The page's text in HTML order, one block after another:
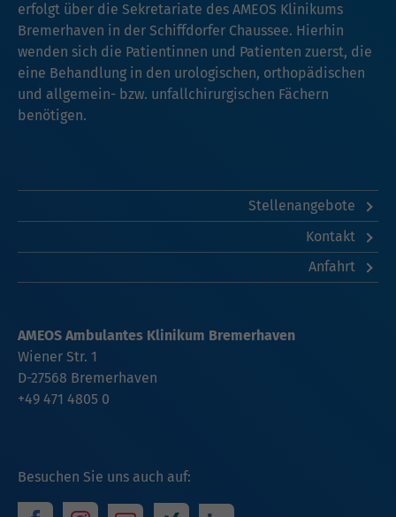
erfolgt über die Sekretariate des AMEOS Klinikums
Bremerhaven in der Schiffdorfer Chaussee. Hierhin
wenden sich die Patientinnen und Patienten zuerst, die
eine Behandlung in den urologischen, orthopädischen
und allgemein- bzw. unfallchirurgischen Fächern
benötigen.
Stellenangebote
Kontakt
Anfahrt
Besuchen Sie uns auch auf:
AMEOS Ambulantes Klinikum Bremerhaven
Wiener Str. 1
D-27568 Bremerhaven
+49 471 4805 0